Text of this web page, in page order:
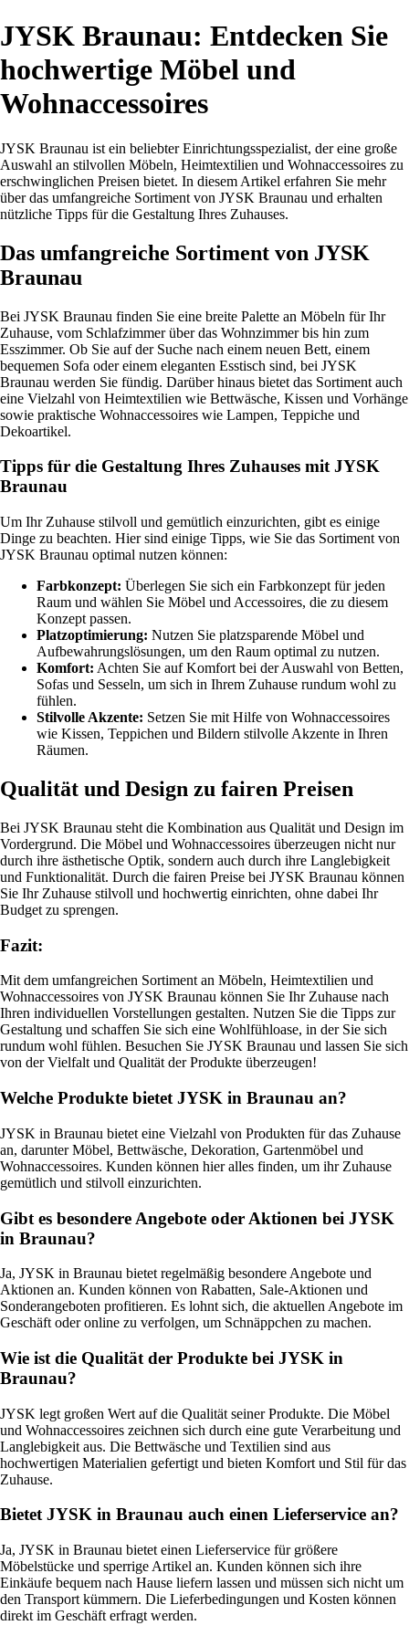
JYSK Braunau: Entdecken Sie
hochwertige Möbel und
Wohnaccessoires
JYSK Braunau ist ein beliebter Einrichtungsspezialist, der eine große
Auswahl an stilvollen Möbeln, Heimtextilien und Wohnaccessoires zu
erschwinglichen Preisen bietet. In diesem Artikel erfahren Sie mehr
über das umfangreiche Sortiment von JYSK Braunau und erhalten
nützliche Tipps für die Gestaltung Ihres Zuhauses.
Das umfangreiche Sortiment von JYSK
Braunau
Bei JYSK Braunau finden Sie eine breite Palette an Möbeln für Ihr
Zuhause, vom Schlafzimmer über das Wohnzimmer bis hin zum
Esszimmer. Ob Sie auf der Suche nach einem neuen Bett, einem
bequemen Sofa oder einem eleganten Esstisch sind, bei JYSK
Braunau werden Sie fündig. Darüber hinaus bietet das Sortiment auch
eine Vielzahl von Heimtextilien wie Bettwäsche, Kissen und Vorhänge
sowie praktische Wohnaccessoires wie Lampen, Teppiche und
Dekoartikel.
Tipps für die Gestaltung Ihres Zuhauses mit JYSK
Braunau
Um Ihr Zuhause stilvoll und gemütlich einzurichten, gibt es einige
Dinge zu beachten. Hier sind einige Tipps, wie Sie das Sortiment von
JYSK Braunau optimal nutzen können:
Farbkonzept: Überlegen Sie sich ein Farbkonzept für jeden
Raum und wählen Sie Möbel und Accessoires, die zu diesem
Konzept passen.
Platzoptimierung: Nutzen Sie platzsparende Möbel und
Aufbewahrungslösungen, um den Raum optimal zu nutzen.
Komfort: Achten Sie auf Komfort bei der Auswahl von Betten,
Sofas und Sesseln, um sich in Ihrem Zuhause rundum wohl zu
fühlen.
Stilvolle Akzente: Setzen Sie mit Hilfe von Wohnaccessoires
wie Kissen, Teppichen und Bildern stilvolle Akzente in Ihren
Räumen.
Qualität und Design zu fairen Preisen
Bei JYSK Braunau steht die Kombination aus Qualität und Design im
Vordergrund. Die Möbel und Wohnaccessoires überzeugen nicht nur
durch ihre ästhetische Optik, sondern auch durch ihre Langlebigkeit
und Funktionalität. Durch die fairen Preise bei JYSK Braunau können
Sie Ihr Zuhause stilvoll und hochwertig einrichten, ohne dabei Ihr
Budget zu sprengen.
Fazit:
Mit dem umfangreichen Sortiment an Möbeln, Heimtextilien und
Wohnaccessoires von JYSK Braunau können Sie Ihr Zuhause nach
Ihren individuellen Vorstellungen gestalten. Nutzen Sie die Tipps zur
Gestaltung und schaffen Sie sich eine Wohlfühloase, in der Sie sich
rundum wohl fühlen. Besuchen Sie JYSK Braunau und lassen Sie sich
von der Vielfalt und Qualität der Produkte überzeugen!
Welche Produkte bietet JYSK in Braunau an?
JYSK in Braunau bietet eine Vielzahl von Produkten für das Zuhause
an, darunter Möbel, Bettwäsche, Dekoration, Gartenmöbel und
Wohnaccessoires. Kunden können hier alles finden, um ihr Zuhause
gemütlich und stilvoll einzurichten.
Gibt es besondere Angebote oder Aktionen bei JYSK
in Braunau?
Ja, JYSK in Braunau bietet regelmäßig besondere Angebote und
Aktionen an. Kunden können von Rabatten, Sale-Aktionen und
Sonderangeboten profitieren. Es lohnt sich, die aktuellen Angebote im
Geschäft oder online zu verfolgen, um Schnäppchen zu machen.
Wie ist die Qualität der Produkte bei JYSK in
Braunau?
JYSK legt großen Wert auf die Qualität seiner Produkte. Die Möbel
und Wohnaccessoires zeichnen sich durch eine gute Verarbeitung und
Langlebigkeit aus. Die Bettwäsche und Textilien sind aus
hochwertigen Materialien gefertigt und bieten Komfort und Stil für das
Zuhause.
Bietet JYSK in Braunau auch einen Lieferservice an?
Ja, JYSK in Braunau bietet einen Lieferservice für größere
Möbelstücke und sperrige Artikel an. Kunden können sich ihre
Einkäufe bequem nach Hause liefern lassen und müssen sich nicht um
den Transport kümmern. Die Lieferbedingungen und Kosten können
direkt im Geschäft erfragt werden.